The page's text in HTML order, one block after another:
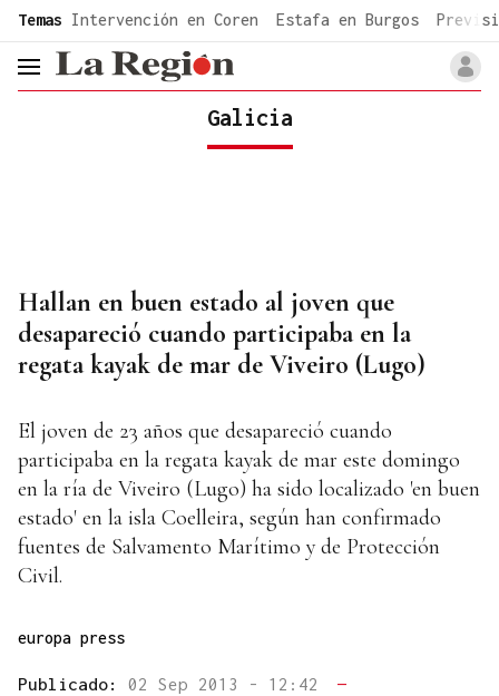
common.go-to-content
Temas Intervención en Coren Estafa en Burgos
header.menu.open
Galicia
Hallan en buen estado al joven que
desapareció cuando participaba en la
regata kayak de mar de Viveiro (Lugo)
El joven de 23 años que desapareció cuando
participaba en la regata kayak de mar este domingo
en la ría de Viveiro (Lugo) ha sido localizado 'en buen
estado' en la isla Coelleira, según han confirmado
fuentes de Salvamento Marítimo y de Protección
Civil.
europa press
Publicado: 02 Sep 2013 - 12:42
—